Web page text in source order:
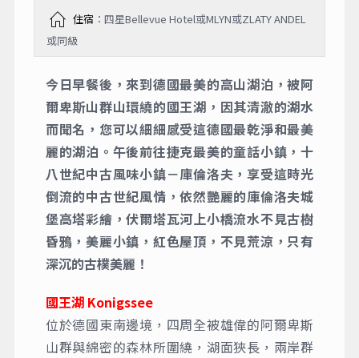
住宿 ：四星Bellevue Hotel或MLYN或ZLATY ANDEL
或同級
今日早餐後，來到德國最美的高山湖泊，被阿
爾卑斯山群山環繞的國王湖，因其清澈的湖水
而聞名，您可以細細感受這德國最乾淨和最美
麗的湖泊。午後前往捷克最美的童話小鎮，十
八世紀中古風味小鎮－庫倫洛夫，享受這時光
倒流的中古世紀風情，依然艷麗的庫倫洛夫城
堡高塔彩繪，伏爾塔瓦河上小橋流水不見古樹
昏鴉，美麗小鎮，紅色屋頂，不見荒涼，只有
深沉的古樸美麗！
國王湖 Konigssee
位於德國東南邊境，四周全被雄偉的阿爾卑斯
山群與綿密的森林所圍繞，湖面狹長，兩岸群